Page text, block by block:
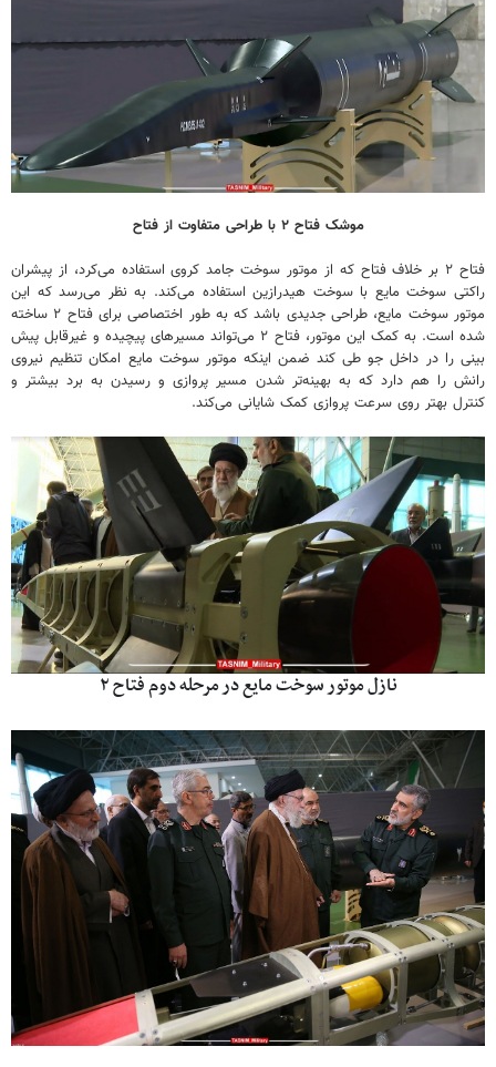
موشک فتاح ۲ با طراحی متفاوت از فتاح
فتاح ۲ بر خلاف فتاح که از موتور سوخت جامد کروی استفاده می‌کرد، از پیشران
راکتی سوخت مایع با سوخت هیدرازین استفاده می‌کند. به نظر می‌رسد که این
موتور سوخت مایع، طراحی جدیدی باشد که به طور اختصاصی برای فتاح ۲ ساخته
شده است. به کمک این موتور، فتاح ۲ می‌تواند مسیرهای پیچیده و غیرقابل پیش
بینی را در داخل جو طی کند ضمن اینکه موتور سوخت مایع امکان تنظیم نیروی
رانش را هم دارد که به بهینه‌تر شدن مسیر پروازی و رسیدن به برد بیشتر و
کنترل بهتر روی سرعت پروازی کمک شایانی می‌کند.
نازل موتور سوخت مایع در مرحله دوم فتاح ۲